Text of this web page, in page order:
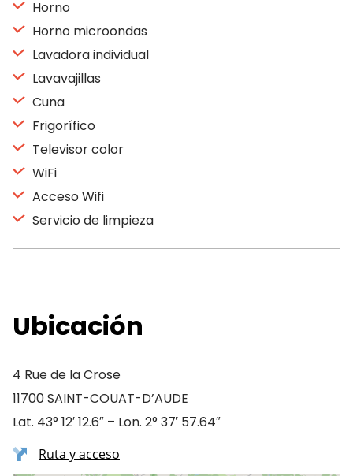
Horno
Horno microondas
Lavadora individual
Lavavajillas
Cuna
Frigorífico
Televisor color
WiFi
Acceso Wifi
Servicio de limpieza
Ubicación
4 Rue de la Crose
11700 SAINT-COUAT-D’AUDE
Lat. 43° 12′ 12.6″ – Lon. 2° 37′ 57.64″
Ruta y acceso